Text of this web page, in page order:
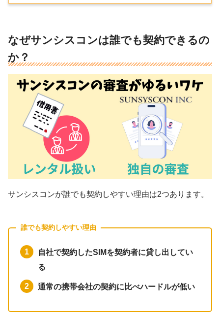
なぜサンシスコンは誰でも契約できるの
か？
サンシスコンが誰でも契約しやすい理由は2つあります。
誰でも契約しやすい理由
自社で契約したSIMを契約者に貸し出してい
る
通常の携帯会社の契約に比べハードルが低い